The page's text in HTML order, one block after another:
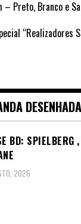
– Preto, Branco e
“Realizadores
DESENHADA
BD: SPIELBERG
2026